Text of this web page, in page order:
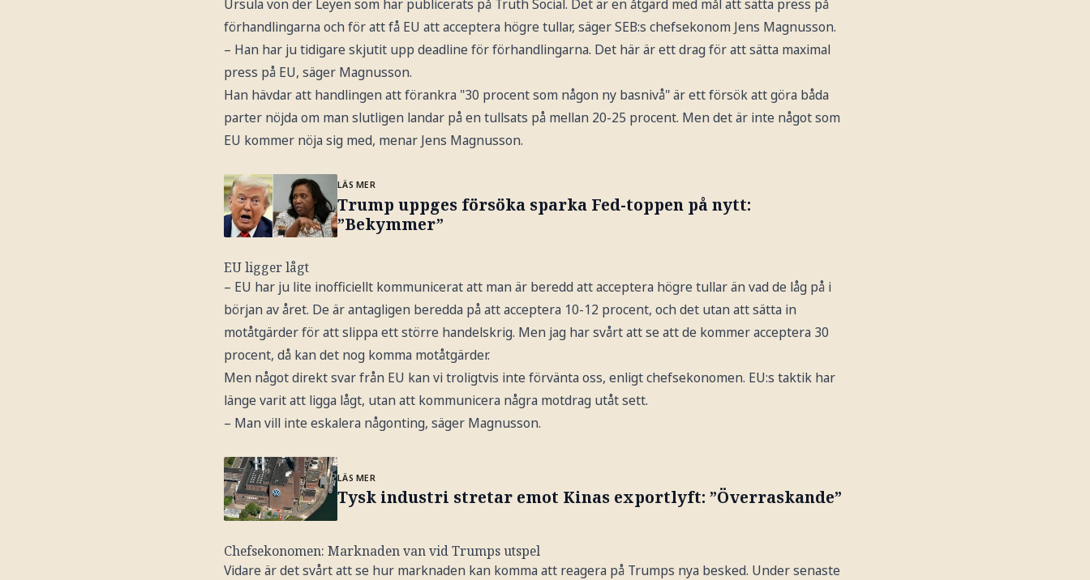
Ursula von der Leyen som har publicerats på Truth Social. Det är en åtgärd med mål att sätta press på
förhandlingarna och för att få EU att acceptera högre tullar, säger SEB:s chefsekonom Jens Magnusson.
– Han har ju tidigare skjutit upp deadline för förhandlingarna. Det här är ett drag för att sätta maximal
press på EU, säger Magnusson.
Han hävdar att handlingen att förankra "30 procent som någon ny basnivå" är ett försök att göra båda
parter nöjda om man slutligen landar på en tullsats på mellan 20-25 procent. Men det är inte något som
EU kommer nöja sig med, menar Jens Magnusson.
LÄS MER
Trump uppges försöka sparka Fed-toppen på nytt:
”Bekymmer”
EU ligger lågt
– EU har ju lite inofficiellt kommunicerat att man är beredd att acceptera högre tullar än vad de låg på i
början av året. De är antagligen beredda på att acceptera 10-12 procent, och det utan att sätta in
motåtgärder för att slippa ett större handelskrig. Men jag har svårt att se att de kommer acceptera 30
procent, då kan det nog komma motåtgärder.
Men något direkt svar från EU kan vi troligtvis inte förvänta oss, enligt chefsekonomen. EU:s taktik har
länge varit att ligga lågt, utan att kommunicera några motdrag utåt sett.
– Man vill inte eskalera någonting, säger Magnusson.
LÄS MER
Tysk industri stretar emot Kinas exportlyft: ”Överraskande”
Chefsekonomen: Marknaden van vid Trumps utspel
Vidare är det svårt att se hur marknaden kan komma att reagera på Trumps nya besked. Under senaste